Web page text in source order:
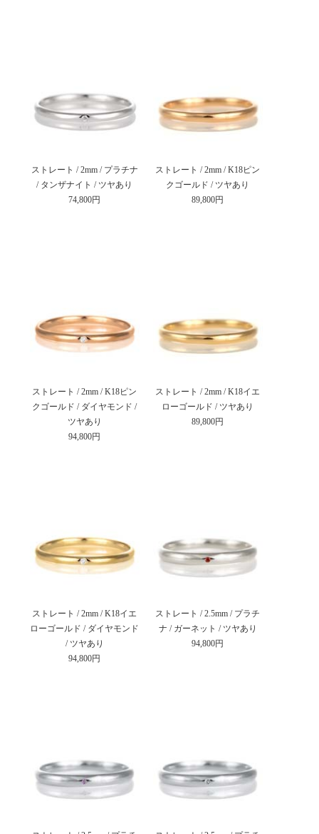
ストレート / 2mm / プラチナ
/ タンザナイト / ツヤあり
74,800円
ストレート / 2mm / K18ピン
クゴールド / ツヤあり
89,800円
ストレート / 2mm / K18ピン
クゴールド / ダイヤモンド /
ツヤあり
94,800円
ストレート / 2mm / K18イエ
ローゴールド / ツヤあり
89,800円
ストレート / 2mm / K18イエ
ローゴールド / ダイヤモンド
/ ツヤあり
94,800円
ストレート / 2.5mm / プラチ
ナ / ガーネット / ツヤあり
94,800円